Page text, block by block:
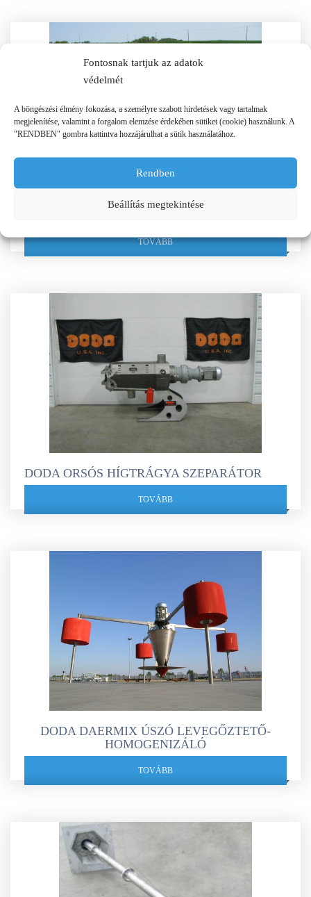
Fontosnak tartjuk az adatok
védelmét
A böngészési élmény fokozása, a személyre szabott hirdetések vagy tartalmak
megjelenítése, valamint a forgalom elemzése érdekében sütiket (cookie) használunk. A
"RENDBEN" gombra kattintva hozzájárulhat a sütik használatához.
Rendben
Beállítás megtekintése
DODA SUPER ALACSONY NYOMÁSÚ
TOVÁBB
DODA ORSÓS HÍGTRÁGYA SZEPARÁTOR
TOVÁBB
DODA DAERMIX ÚSZÓ LEVEGŐZTETŐ-
HOMOGENIZÁLÓ
TOVÁBB